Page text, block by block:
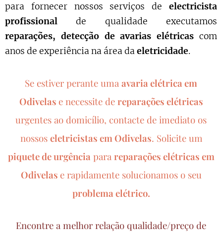
para fornecer nossos serviços de electricista
profissional de qualidade executamos
reparações, detecção de avarias elétricas com
anos de experiência na área daeletricidade.
Se estiver perante uma avaria elétrica em
Odivelas e necessite de reparações elétricas
urgentes ao domicílio, contacte de imediato os
nossos eletricistas em Odivelas. Solicite um
piquete de urgência para reparações elétricas em
Odivelas e rapidamente solucionamos o seu
problema elétrico.
Encontre a melhor relação qualidade/preço de